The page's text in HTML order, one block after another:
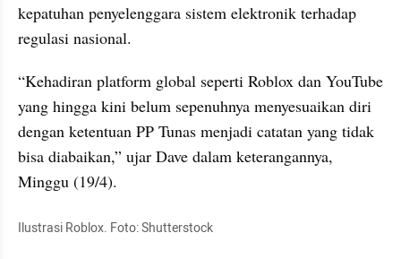
kepatuhan penyelenggara sistem elektronik terhadap
regulasi nasional.
“Kehadiran platform global seperti Roblox dan YouTube
yang hingga kini belum sepenuhnya menyesuaikan diri
dengan ketentuan PP Tunas menjadi catatan yang tidak
bisa diabaikan,” ujar Dave dalam keterangannya,
Minggu (19/4).
Ilustrasi Roblox. Foto: Shutterstock